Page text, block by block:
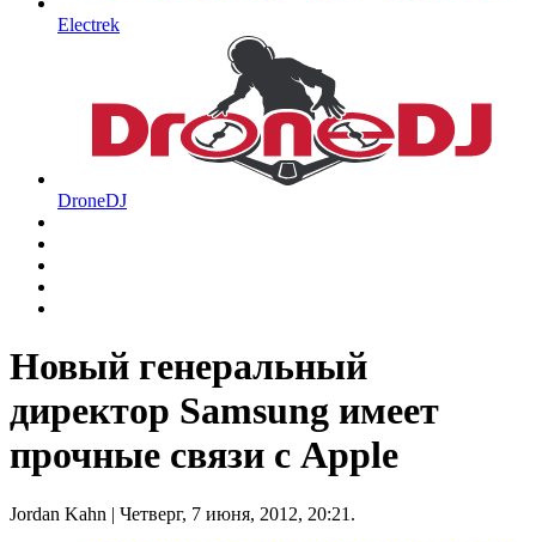
Electrek
DroneDJ
Новый генеральный
директор Samsung имеет
прочные связи с Apple
Jordan Kahn | Четверг, 7 июня, 2012, 20:21.